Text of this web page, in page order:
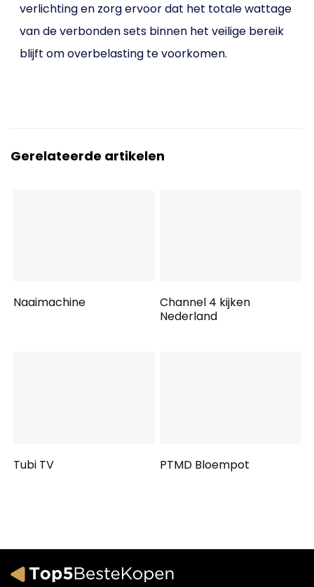
verlichting en zorg ervoor dat het totale wattage
van de verbonden sets binnen het veilige bereik
blijft om overbelasting te voorkomen.
Gerelateerde artikelen
Naaimachine
Channel 4 kijken
Nederland
Tubi TV PTMD Bloempot